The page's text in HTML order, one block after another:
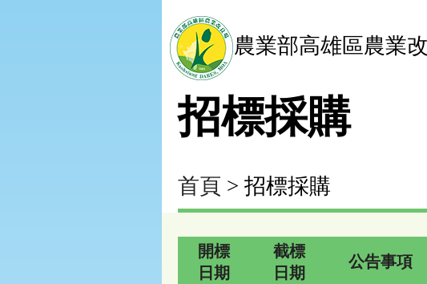
農業部高雄區農業
招標採購
首頁 > 招標採購
開標
日期
截標
日期
公告事項